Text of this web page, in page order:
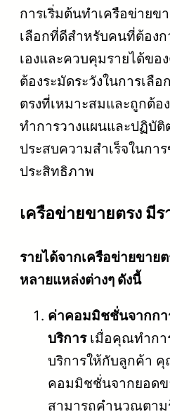
การเริ่มต้นทำเครือข่ายข
เลือกที่ดีสำหรับคนที่ต้องก
เองและควบคุมรายได้ขอ
ต้องระมัดระวังในการเลื
ตรงที่เหมาะสมและถูกต้
ทำการวางแผนและปฏิบั
ประสบความสำเร็จในกา
ประสิทธิภาพ
เครือข่ายขายตรง มีร
รายได้จากเครือข่ายขาย
หลายแหล่งต่างๆ ดังนี้
ค่าคอมมิชชั่นจากก
บริการเมื่อคุณทำก
บริการให้กับลูกค้า
คอมมิชชั่นจากยอด
สามารถคำนวณตาม